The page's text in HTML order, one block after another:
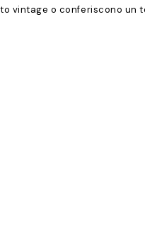
vintage o conferiscono un